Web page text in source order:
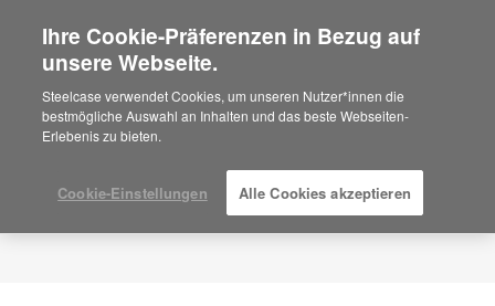
Are you in United States?
Would you like to see Products we sell in
your region?
Americas
Español
Ihre Cookie-Präferenzen in Bezug auf
unsere Webseite.
Steelcase verwendet Cookies, um unseren Nutzer*innen die
bestmögliche Auswahl an Inhalten und das beste Webseiten-
Erlebenis zu bieten.
Cookie-Einstellungen Alle Cookies akzeptieren